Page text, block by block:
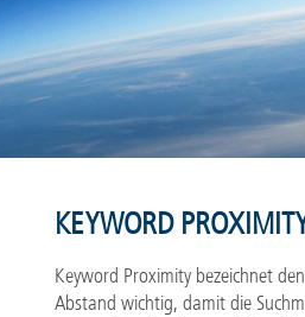
KEYWORD
Keyword Proximity bezeichnet
Abstand wichtig, damit die